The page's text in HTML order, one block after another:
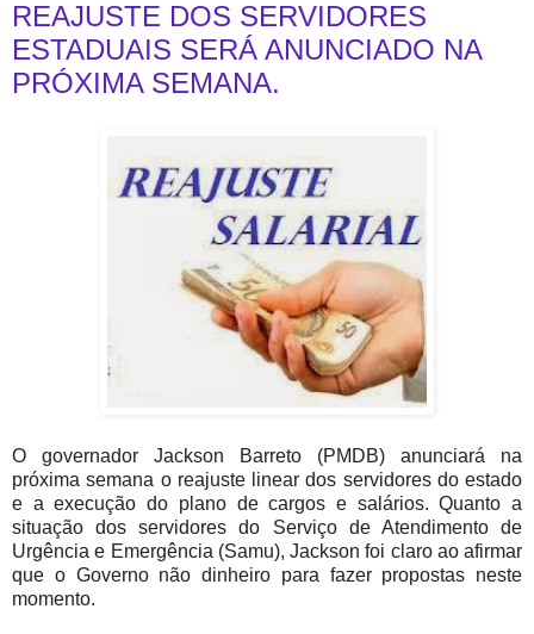
REAJUSTE DOS SERVIDORES
ESTADUAIS SERÁ ANUNCIADO NA
PRÓXIMA SEMANA.
O governador Jackson Barreto (PMDB) anunciará na
próxima semana o reajuste linear dos servidores do estado
e a execução do plano de cargos e salários. Quanto a
situação dos servidores do Serviço de Atendimento de
Urgência e Emergência (Samu), Jackson foi claro ao afirmar
que o Governo não dinheiro para fazer propostas neste
momento.